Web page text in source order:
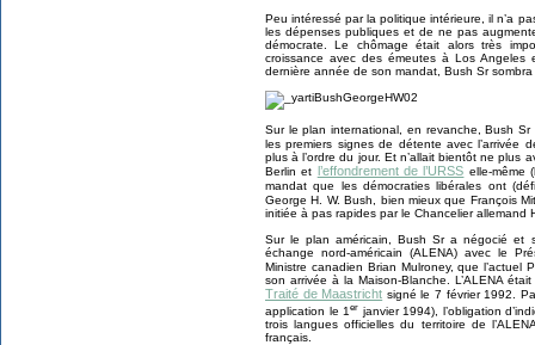
Peu intéressé par la politique intérieure, il n’a
les dépenses publiques et de ne pas
démocrate. Le chômage était alors très
croissance avec des émeutes à Los
dernière année de son mandat, Bush Sr sombra
Sur le plan international, en revanche, Bush Sr
les premiers signes de détente avec l’arrivée
plus à l’ordre du jour. Et n’allait bientôt ne plus
Berlin et l’effondrement de l’URSS elle-même
mandat que les démocraties libérales ont
George H. W. Bush, bien mieux que François
initiée à pas rapides par le Chancelier allemand
Sur le plan américain, Bush Sr a négocié et
échange nord-américain (ALENA) avec le
Ministre canadien Brian Mulroney, que l’actuel
son arrivée à la Maison-Blanche. L’ALENA
Traité de Maastricht signé le 7 février 1992.
application le 1er janvier 1994), l’obligation
trois langues officielles du territoire de
français.